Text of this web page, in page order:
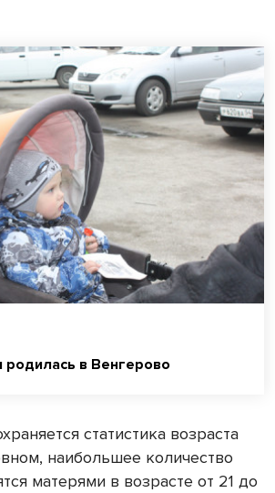
в Венгерово
статистика возраста
наибольшее количество
матерями в возрасте от 21 до